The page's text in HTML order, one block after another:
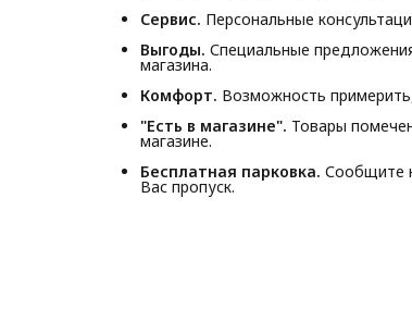
Сервис. Персональные
Выгоды. Специальные
магазина.
Комфорт. Возможность
"Есть в магазине". Товары
магазине.
Бесплатная парковка. Сообщите
Вас пропуск.